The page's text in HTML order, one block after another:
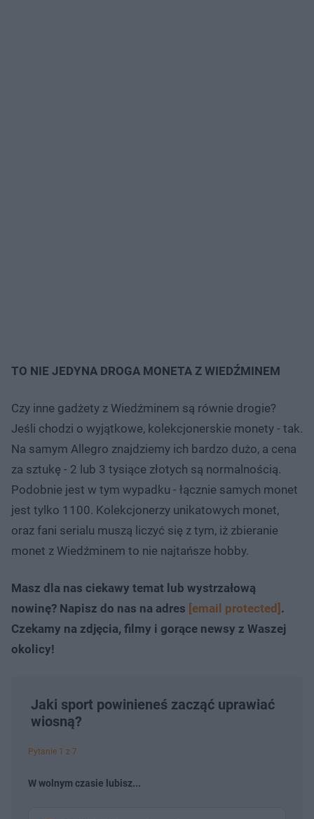
TO NIE JEDYNA DROGA MONETA Z WIEDŹMINEM
Czy inne gadżety z Wiedźminem są równie drogie?
Jeśli chodzi o wyjątkowe, kolekcjonerskie monety - tak.
Na samym Allegro znajdziemy ich bardzo dużo, a cena
za sztukę - 2 lub 3 tysiące złotych są normalnością.
Podobnie jest w tym wypadku - łącznie samych monet
jest tylko 1100. Kolekcjonerzy unikatowych monet,
oraz fani serialu muszą liczyć się z tym, iż zbieranie
monet z Wiedźminem to nie najtańsze hobby.
Masz dla nas ciekawy temat lub wystrzałową
nowinę? Napisz do nas na adres [email protected] .
Czekamy na zdjęcia, filmy i gorące newsy z Waszej
okolicy!
Jaki sport powinieneś zacząć uprawiać
wiosną?
Pytanie 1 z 7
W wolnym czasie lubisz...